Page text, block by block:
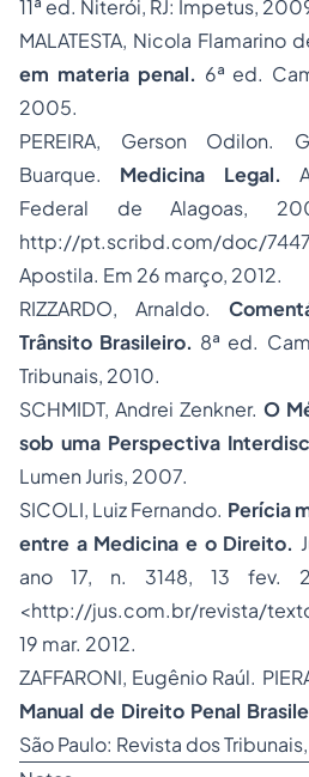
11ª ed. Niterói, RJ: Impetus,
MALATESTA, Nicola Flamarino
em materia penal. 6ª ed.
2005.
PEREIRA, Gerson Odilon.
Buarque. Medicina Legal.
Federal de Alagoas,
http://pt.scribd.com/doc/
Apostila. Em 26 março, 2012.
RIZZARDO, Arnaldo.
Trânsito Brasileiro. 8ª ed.
Tribunais, 2010.
SCHMIDT, Andrei Zenkner. O
sob uma Perspectiva
Lumen Juris, 2007.
SICOLI, Luiz Fernando. Perícia
entre a Medicina e o Direito.
ano 17, n. 3148, 13 fev.
<http://jus.com.br/revista/
19 mar. 2012.
ZAFFARONI, Eugênio Raúl.
Manual de Direito Penal
São Paulo: Revista dos